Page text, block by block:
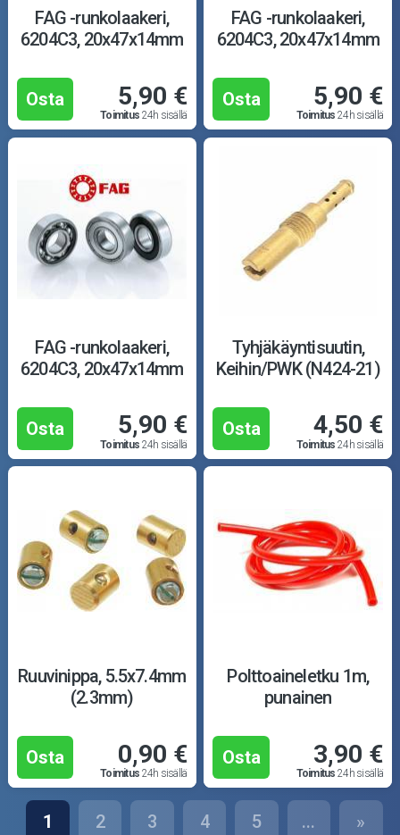
FAG -runkolaakeri,
6204C3, 20x47x14mm
Osta 5,90 €
Toimitus 24h sisällä
FAG -runkolaakeri,
6204C3, 20x47x14mm
Osta 5,90 €
Toimitus 24h sisällä
FAG -runkolaakeri,
6204C3, 20x47x14mm
Osta 5,90 €
Toimitus 24h sisällä
Tyhjäkäyntisuutin,
Keihin/PWK (N424-21)
Osta 4,50 €
Toimitus 24h sisällä
Ruuvinippa, 5.5x7.4mm
(2.3mm)
Osta 0,90 €
Toimitus 24h sisällä
Polttoaineletku 1m,
punainen
Osta 3,90 €
Toimitus 24h sisällä
1 2 3 4 5 ... »